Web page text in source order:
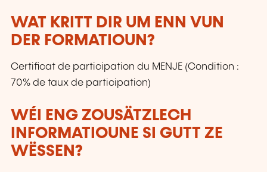
WAT KRITT DIR UM ENN VUN
DER FORMATIOUN?
Certificat de participation du MENJE (Condition :
70% de taux de participation)
WÉI ENG ZOUSÄTZLECH
INFORMATIOUNE SI GUTT ZE
WËSSEN?